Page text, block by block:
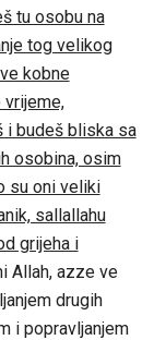
tu osobu na
tog velikog
kobne
i budeš bliska sa
osobina, osim
su oni veliki
sallallahu
grijeha i
Allah, azze ve
drugih
i popravljanjem